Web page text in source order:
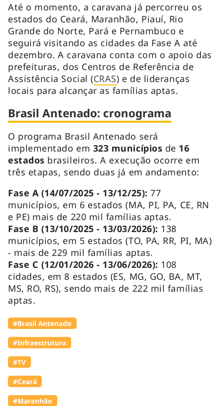
Até o momento, a caravana já percorreu os
estados do Ceará, Maranhão, Piauí, Rio
Grande do Norte, Pará e Pernambuco e
seguirá visitando as cidades da Fase A até
dezembro. A caravana conta com o apoio das
prefeituras, dos Centros de Referência de
Assistência Social (CRAS) e de lideranças
locais para alcançar as famílias aptas.
Brasil Antenado: cronograma
O programa Brasil Antenado será
implementado em 323 municípios de 16
estados brasileiros. A execução ocorre em
três etapas, sendo duas já em andamento:
Fase A (14/07/2025 - 13/12/25): 77
municípios, em 6 estados (MA, PI, PA, CE, RN
e PE) mais de 220 mil famílias aptas.
Fase B (13/10/2025 - 13/03/2026): 138
municípios, em 5 estados (TO, PA, RR, PI, MA)
- mais de 229 mil famílias aptas.
Fase C (12/01/2026 - 13/06/2026): 108
cidades, em 8 estados (ES, MG, GO, BA, MT,
MS, RO, RS), sendo mais de 222 mil famílias
aptas.
#Brasil Antenado
#Infraestrutura
#TV
#Ceará
#Maranhão